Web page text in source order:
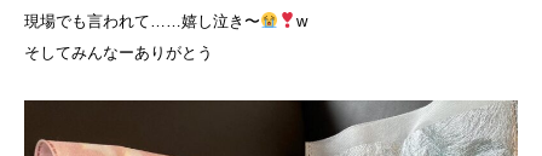
現場でも言われて……嬉し泣き〜
w
そしてみんなーありがとう